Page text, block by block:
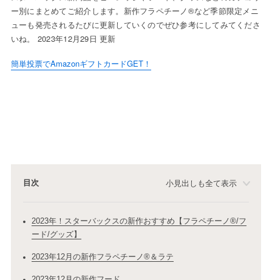
ー別にまとめてご紹介します。新作フラペチーノ®など季節限定メニ
ューも発売されるたびに更新していくのでぜひ参考にしてみてくださ
いね。 2023年12月29日 更新
簡単投票でAmazonギフトカードGET！
目次 小見出しも全て表示
2023年！スターバックスの新作おすすめ【フラペチーノ®/フ
ード/グッズ】
2023年12月の新作フラペチーノ®＆ラテ